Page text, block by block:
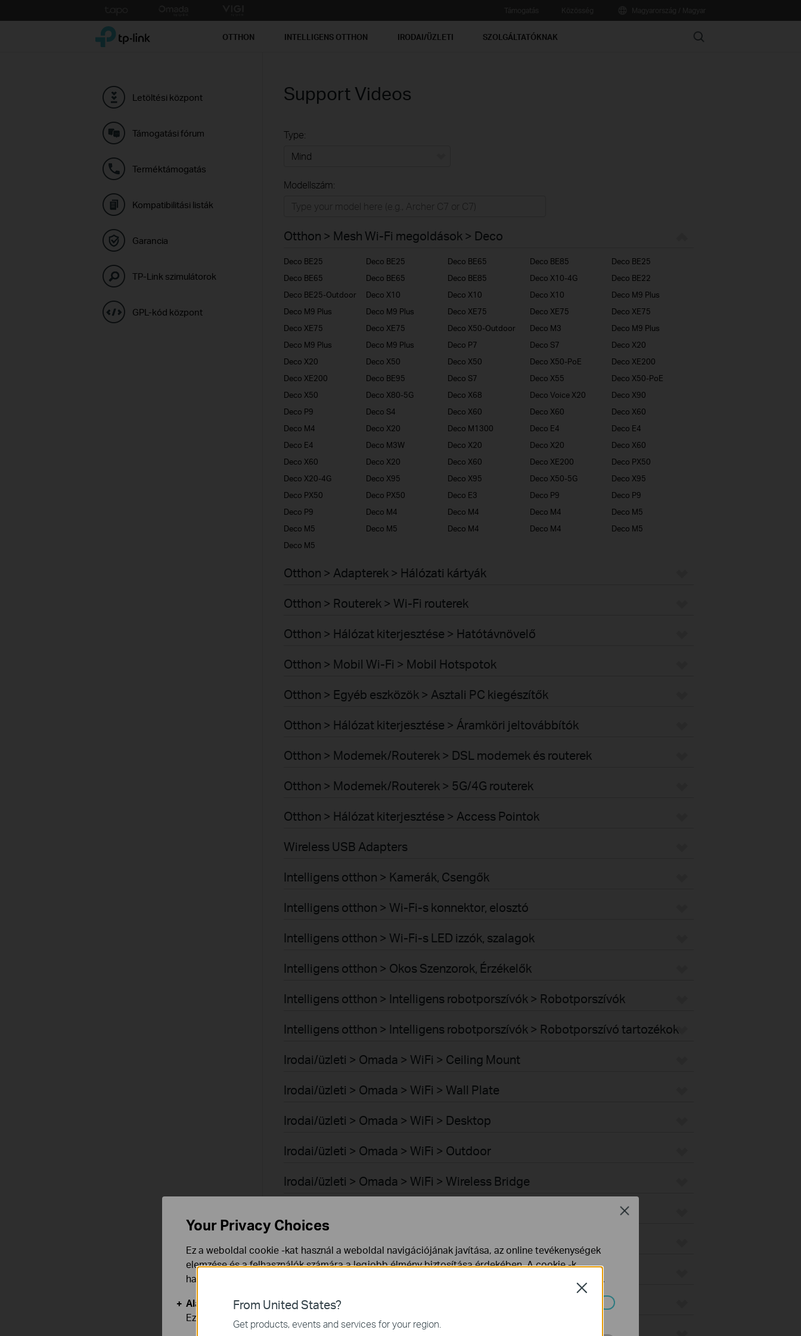
to
TP-Link, Reliably Smart OTTHON INTELLIGENS OTTHON IRODAI/ÜZLETI SZOLGÁLTATÓKNAK Search
Letöltési központ
Támogatási fórum
Terméktámogatás
Kompatibilitási listák
Garancia
TP-Link szimulátorok
GPL-kód központ
Support Videos
Type:
Irodai/üzleti
Szolgáltatóknak
Modellszám:
Otthon > Mesh Wi-Fi megoldások > Deco
Deco BE25 Deco BE25 Deco BE65 Deco BE85
Deco BE25
Deco BE65
Deco BE65 Deco BE85 Deco X10-4G
Deco BE22
Deco BE25-Outdoor
Deco X10 Deco X10 Deco X10
Deco M9 Plus
Deco M9 Plus
Deco M9 Plus Deco XE75 Deco XE75
Deco XE75
Deco XE75
Deco XE75 Deco X50-Outdoor Deco M3
Deco M9 Plus
Deco M9 Plus
Deco M9 Plus Deco P7 Deco S7
Deco X20
Deco X20
Deco X50 Deco X50 Deco X50-PoE
Deco XE200
Deco XE200
Deco BE95 Deco S7 Deco X55
Deco X50-PoE
Deco X50
Deco X80-5G Deco X68 Deco Voice X20
Deco X90
Deco P9
Deco S4 Deco X60 Deco X60
Deco X60
Deco M4
Deco X20 Deco M1300 Deco E4
Deco E4
Deco E4
Deco M3W Deco X20 Deco X20
Deco X60
Deco X60
Deco X20 Deco X60 Deco XE200
Deco PX50
Deco X20-4G
Deco X95 Deco X95 Deco X50-5G
Deco X95
Deco PX50
Deco PX50 Deco E3 Deco P9
Deco P9
Deco P9
Deco M4 Deco M4 Deco M4
Deco M5
Deco M5
Deco M5 Deco M4 Deco M4
Deco M5
Deco M5
Otthon > Adapterek > Hálózati kártyák
Otthon > Routerek > Wi-Fi routerek
Otthon > Hálózat kiterjesztése > Hatótávnövelő
Otthon > Mobil Wi-Fi > Mobil Hotspotok
Otthon > Egyéb eszközök > Asztali PC kiegészítők
Otthon > Hálózat kiterjesztése > Áramköri jeltovábbítók
Otthon > Modemek/Routerek > DSL modemek és routerek
Otthon > Modemek/Routerek > 5G/4G routerek
Otthon > Hálózat kiterjesztése > Access Pointok
Wireless USB Adapters
Intelligens otthon > Kamerák, Csengők
Intelligens otthon > Wi-Fi-s konnektor, elosztó
Intelligens otthon > Wi-Fi-s LED izzók, szalagok
Intelligens otthon > Okos Szenzorok, Érzékelők
Intelligens otthon > Intelligens robotporszívók > Robotporszívók
Intelligens otthon > Intelligens robotporszívók > Robotporszívó tartozékok
Irodai/üzleti > Omada > WiFi > Ceiling Mount
Irodai/üzleti > Omada > WiFi > Wall Plate
Irodai/üzleti > Omada > WiFi > Desktop
Irodai/üzleti > Omada > WiFi > Outdoor
Irodai/üzleti > Omada > WiFi > Wireless Bridge
Irodai/üzleti > Omada > Switch-ek > Campus
Irodai/üzleti > Omada > Switch-ek > Access Pro
Irodai/üzleti > Omada > Switch-ek > Access Plus
From United States?
Get products, events and services for your region.
Close
Your Privacy Choices
Ez a weboldal cookie -kat használ a weboldal navigációjának javítása, az online tevékenységek
elemzése és a felhasználók számára a legjobb élmény biztosítása érdekében. A cookie -k
használata ellen bármikor tiltakozhat. További információt az
talál.
Alap Cookie-k
Ezek a cookie -k a webhely működéséhez szükségesek, és nem tilthatók le a rendszereiben.
Close